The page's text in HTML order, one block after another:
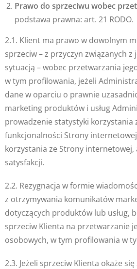
Prawo do sprzeciwu wobec
podstawa prawna: art. 21 RODO.
2.1. Klient ma prawo w dowolnym
sprzeciw – z przyczyn związanych z
sytuacją – wobec przetwarzania
w tym profilowania, jeżeli
dane w oparciu o prawnie
marketing produktów i usług
prowadzenie statystyki korzystania
funkcjonalności Strony
korzystania ze Strony internetowej,
satysfakcji.
2.2. Rezygnacja w formie
z otrzymywania komunikatów
dotyczących produktów lub usług,
sprzeciw Klienta na przetwarzanie
osobowych, w tym profilowania w
2.3. Jeżeli sprzeciw Klienta okaże się